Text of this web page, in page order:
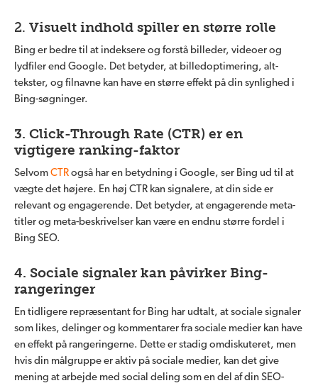
2. Visuelt indhold spiller en større rolle
Bing er bedre til at indeksere og forstå billeder, videoer og
lydfiler end Google. Det betyder, at billedoptimering, alt-
tekster, og filnavne kan have en større effekt på din synlighed i
Bing-søgninger.
3. Click-Through Rate (CTR) er en
vigtigere ranking-faktor
Selvom CTR også har en betydning i Google, ser Bing ud til at
vægte det højere. En høj CTR kan signalere, at din side er
relevant og engagerende. Det betyder, at engagerende meta-
titler og meta-beskrivelser kan være en endnu større fordel i
Bing SEO.
4. Sociale signaler kan påvirker Bing-
rangeringer
En tidligere repræsentant for Bing har udtalt, at sociale signaler
som likes, delinger og kommentarer fra sociale medier kan have
en effekt på rangeringerne. Dette er stadig omdiskuteret, men
hvis din målgruppe er aktiv på sociale medier, kan det give
mening at arbejde med social deling som en del af din SEO-